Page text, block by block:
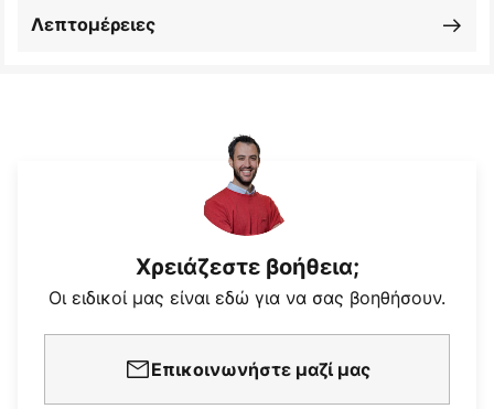
Λεπτομέρειες
Χρειάζεστε βοήθεια;
Οι ειδικοί μας είναι εδώ για να σας βοηθήσουν.
Επικοινωνήστε μαζί μας